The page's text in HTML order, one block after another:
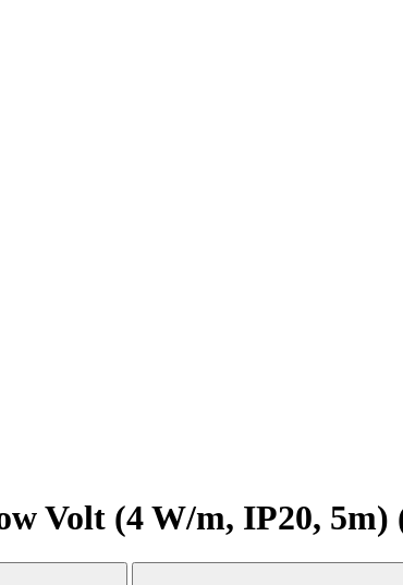
Volt (4 W/m, IP20,